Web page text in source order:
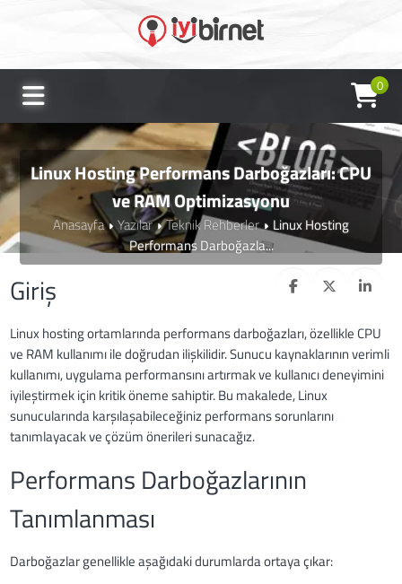
0
Linux Hosting Performans Darboğazları: CPU
ve RAM Optimizasyonu
Anasayfa Yazılar Teknik Rehberler
Linux Hosting
Performans Darboğazla...
Giriş
Linux hosting ortamlarında performans darboğazları, özellikle CPU
ve RAM kullanımı ile doğrudan ilişkilidir. Sunucu kaynaklarının verimli
kullanımı, uygulama performansını artırmak ve kullanıcı deneyimini
iyileştirmek için kritik öneme sahiptir. Bu makalede, Linux
sunucularında karşılaşabileceğiniz performans sorunlarını
tanımlayacak ve çözüm önerileri sunacağız.
Performans Darboğazlarının
Tanımlanması
Darboğazlar genellikle aşağıdaki durumlarda ortaya çıkar: